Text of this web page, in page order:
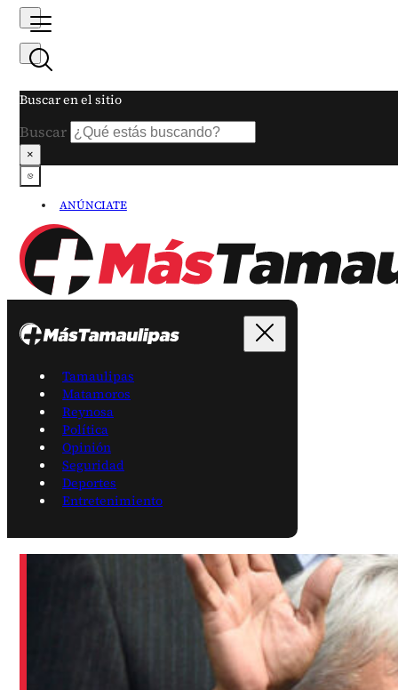
Buscar en el sitio
Buscar
×
ANÚNCIATE
Tamaulipas
Matamoros
Reynosa
Política
Opinión
Seguridad
Deportes
Entretenimiento